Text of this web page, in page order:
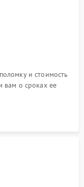
и стоимость
вам о сроках ее